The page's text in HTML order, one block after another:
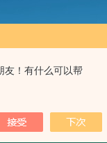
友！有什么可以帮